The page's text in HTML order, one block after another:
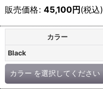
販売価格: 45,100円(税込)
カラー
Black
カラー を選択してください